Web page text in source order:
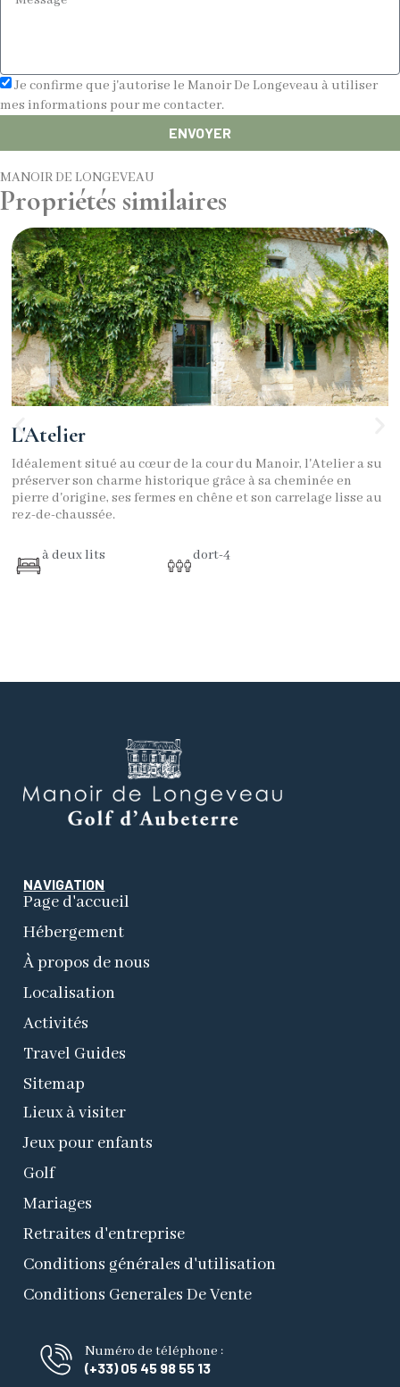
Je confirme que j'autorise le Manoir De Longeveau à utiliser
mes informations pour me contacter.
ENVOYER
MANOIR DE LONGEVEAU
Propriétés similaires
L'Atelier
Idéalement situé au cœur de la cour du Manoir, l'Atelier a su
préserver son charme historique grâce à sa cheminée en
pierre d'origine, ses fermes en chêne et son carrelage lisse au
rez-de-chaussée.
à deux lits dort-4
NAVIGATION
Page d'accueil
Hébergement
À propos de nous
Localisation
Activités
Travel Guides
Sitemap
Lieux à visiter
Jeux pour enfants
Golf
Mariages
Retraites d'entreprise
Conditions générales d'utilisation
Conditions Generales De Vente
Numéro de téléphone :
(+33) 05 45 98 55 13